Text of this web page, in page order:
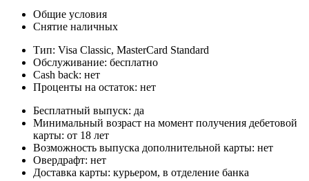
Общие условия
Снятие наличных
Тип: Visa Classic, MasterСard Standard
Обслуживание: бесплатно
Cash back: нет
Проценты на остаток: нет
Бесплатный выпуск: да
Минимальный возраст на момент получения дебетовой
карты: от 18 лет
Возможность выпуска дополнительной карты: нет
Овердрафт: нет
Доставка карты: курьером, в отделение банка